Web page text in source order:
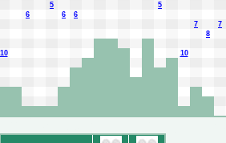
5 5
6 6 6
7 7
8
10 10